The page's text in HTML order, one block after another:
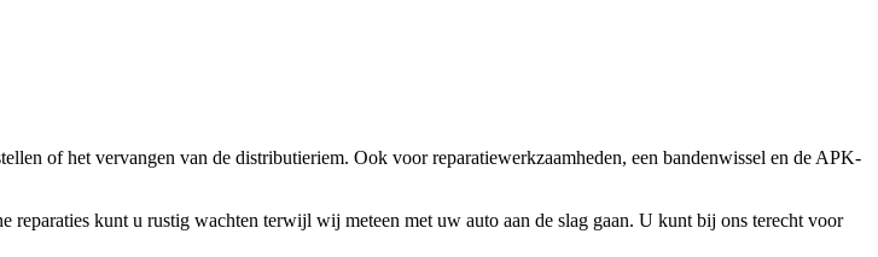
of het vervangen van de distributieriem. Ook voor reparatiewerkzaamheden, een bandenwissel en de APK-
kunt u rustig wachten terwijl wij meteen met uw auto aan de slag gaan. U kunt bij ons terecht voor